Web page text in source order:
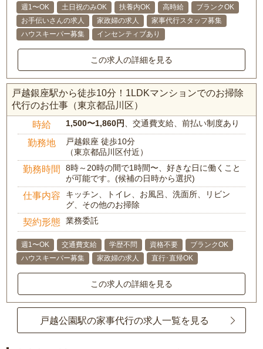
週1〜OK 土日祝のみOK 扶養内OK 高時給
ブランクOK
お手伝いさんの求人
家政婦の求人
家事代行スタッフ募集
ハウスキーパー募集
インセンティブあり
この求人の詳細を見る
戸越銀座駅から徒歩10分！1LDKマンションでのお掃除
代行のお仕事（東京都品川区）
時給 1,500〜1,860円、交通費支給、前払い制度あり
勤務地
戸越銀座 徒歩10分
（東京都品川区付近）
勤務時間
8時～20時の間で1時間〜、好きな日に働くこと
が可能です。(候補の日時から選択)
仕事内容
キッチン、トイレ、お風呂、洗面所、リビン
グ、その他のお掃除
契約形態 業務委託
週1〜OK 交通費支給 学歴不問 資格不要
ブランクOK
ハウスキーパー募集
家政婦の求人 直行･直帰OK
この求人の詳細を見る
戸越公園駅の家事代行の求人一覧を見る